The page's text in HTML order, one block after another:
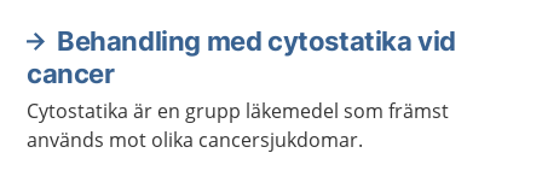
Behandling med cytostatika vid
cancer
Cytostatika är en grupp läkemedel som främst
används mot olika cancersjukdomar.